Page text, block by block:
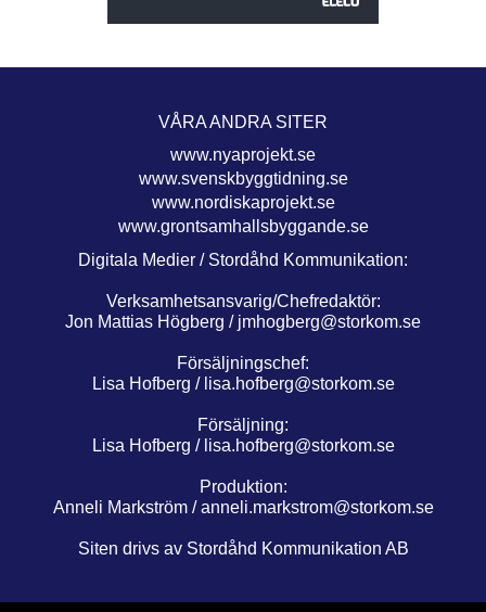
VÅRA ANDRA SITER
www.nyaprojekt.se
www.svenskbyggtidning.se
www.nordiskaprojekt.se
www.grontsamhallsbyggande.se
Digitala Medier / Stordåhd Kommunikation:
Verksamhetsansvarig/Chefredaktör:
Jon Mattias Högberg / jmhogberg@storkom.se
Försäljningschef:
Lisa Hofberg / lisa.hofberg@storkom.se
Försäljning:
Lisa Hofberg / lisa.hofberg@storkom.se
Produktion:
Anneli Markström /anneli.markstrom@storkom.se
Siten drivs av Stordåhd Kommunikation AB